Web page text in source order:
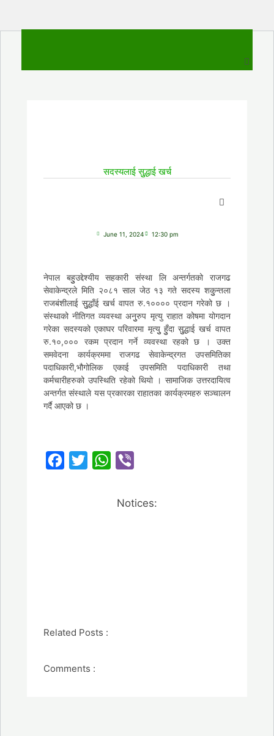
content
सदस्यलाई सुुद्धाई खर्च
June 11, 2024 12:30 pm
नेपाल बहुुउद्देश्यीय सहकारी संस्था लि अन्तर्गतको राजगढ
सेवाकेन्द्रले मिति २०८१ साल जेठ १३ गते सदस्य शकुुन्तला
राजबंशीलाई सुुद्धाँई खर्च वापत रु.१०००० प्रदान गरेको छ ।
संस्थाको नीतिगत व्यवस्था अनुुरुप मृत्यु राहात कोषमा योगदान
गरेका सदस्यको एकाघर परिवारमा मृत्युु हुुँदा सुुद्धाई खर्च वापत
रु.१०,००० रकम प्रदान गर्ने व्यवस्था रहको छ । उक्त
समवेदना कार्यक्रममा राजगढ सेवाकेन्द्रगत उपसमितिका
पदाधिकारी,भौगोलिक एकाई उपसमिति पदाधिकारी तथा
कर्मचारीहरुको उपस्थिति रहेको थियो । सामाजिक उत्तरदायित्व
अन्तर्गत संस्थाले यस प्रकारका राहातका कार्यक्रमहरु सञ्चालन
गर्दै आएको छ ।
Facebook
TwitterWhatsApp
Notices:
Related Posts :
Comments :